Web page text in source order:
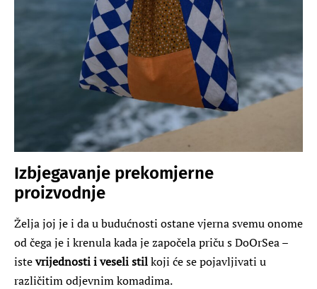
Izbjegavanje prekomjerne
proizvodnje
Želja joj je i da u budućnosti ostane vjerna svemu onome
od čega je i krenula kada je započela priču s DoOrSea –
istevrijednosti i veseli stilkoji će se pojavljivati u
različitim odjevnim komadima.